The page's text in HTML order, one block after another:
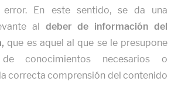
error. En este sentido, se da una
al deber de información del
que es aquel al que se le presupone
conocimientos necesarios o
correcta comprensión del contenido